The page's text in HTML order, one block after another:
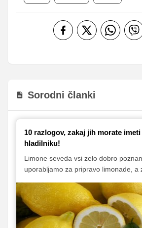
Sorodni članki
10 razlogov, zakaj jih morate
hladilniku!
Limone seveda vsi zelo dobro
uporabljamo za pripravo limonade, a
priljubljene citruse uporabimo. V
predstavljamo deset zanimivih in zelo
načinov uporabe - nekateri vas